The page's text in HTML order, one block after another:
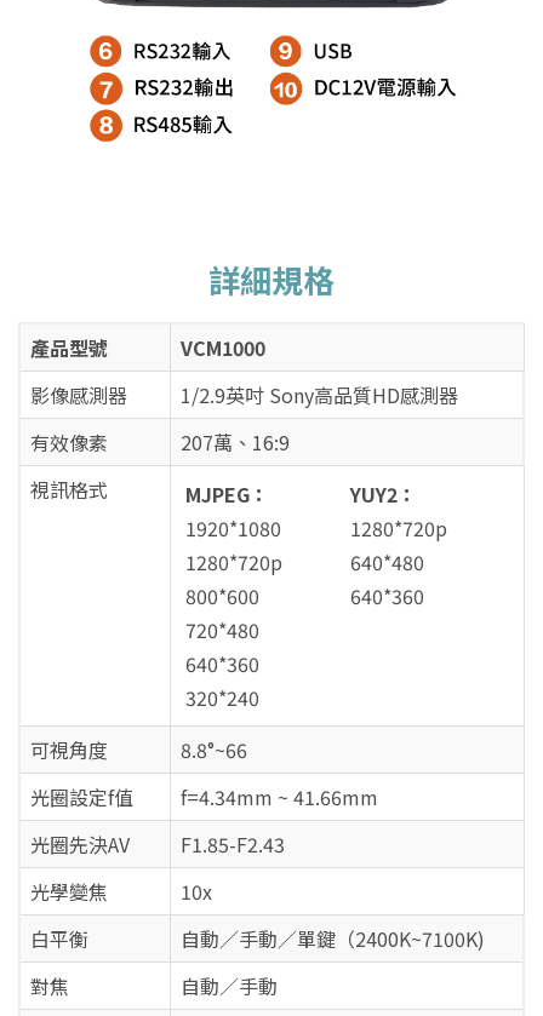
詳細規格
產品型號
VCM1000
影像感測器
1/2.9英吋 Sony高品質HD感測器
有效像素
207萬、16:9
視訊格式
MJPEG：
YUY2：
1920*1080
1280*720p
1280*720p
640*480
800*600
640*360
720*480
640*360
320*240
可視角度
8.8°~66
光圈設定f值
f=4.34mm ~ 41.66mm
光圈先決AV
F1.85-F2.43
光學變焦
10x
白平衡
自動／手動／單鍵（2400K~7100K)
對焦
自動／手動